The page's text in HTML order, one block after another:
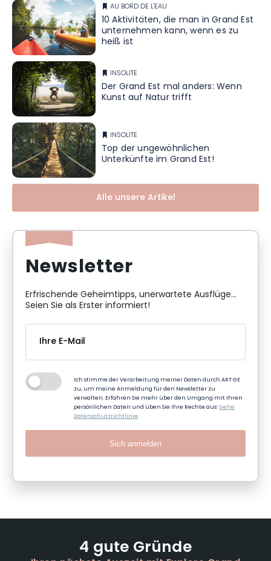
AU BORD DE L'EAU
10 Aktivitäten, die man in Grand Est
unternehmen kann, wenn es zu
heiß ist
INSOLITE
Der Grand Est mal anders: Wenn
Kunst auf Natur trifft
INSOLITE
Top der ungewöhnlichen
Unterkünfte im Grand Est!
Alle unsere Artikel
Newsletter
Erfrischende Geheimtipps, unerwartete Ausflüge...
Seien Sie als Erster informiert!
Ich stimme der Verarbeitung meiner Daten durch ART GE
zu, um meine Anmeldung für den Newsletter zu
verwalten. Erfahren Sie mehr über den Umgang mit Ihren
persönlichen Daten und üben Sie Ihre Rechte aus:Siehe
Datenschutzrichtlinie.
Sich anmelden
4 gute Gründe